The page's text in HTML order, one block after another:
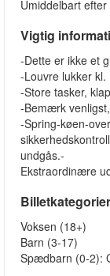
Umiddelbart
Vigtig
-Dette er ikke et
-Louvre lukker
-Store tasker,
-Bemærk
-Spring-køen-
undgås.-
Ekstraordinære
Billetkategorier
Voksen (18+)
Barn (3-17)
Spædbarn (0-2):